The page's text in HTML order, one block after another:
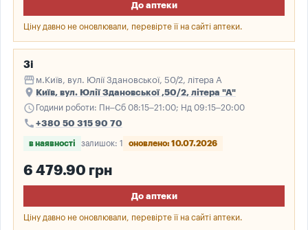
До аптеки
Ціну давно не оновлювали, перевірте її на сайті аптеки.
3і
storefront м.Київ, вул. Юлії Здановської, 50/2, літера А
place Київ, вул. Юлії Здановської ,50/2, літера "А"
schedule Години роботи: Пн–Сб 08:15–21:00; Нд 09:15–20:00
call +380 50 315 90 70
в наявності залишок: 1 оновлено: 10.07.2026
6 479.90 грн
До аптеки
Ціну давно не оновлювали, перевірте її на сайті аптеки.